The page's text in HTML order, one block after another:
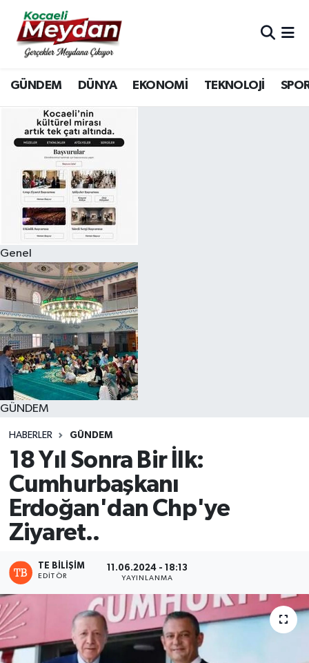
GÜNDEM DÜNYA EKONOMİ TEKNOLOJİ
Genel
GÜNDEM
HABERLER GÜNDEM
18 Yıl Sonra Bir İlk:
Cumhurbaşkanı
Erdoğan'dan Chp'ye
Ziyaret..
TE BILIŞIM
EDITÖR
11.06.2024 - 18:13
YAYINLANMA
Nöbetçi Eczaneler
Hava Durumu
Trafik Durumu
Süper Lig Puan Durumu ve Fikstür
Tüm Manşetler
Son Dakika Haberleri
Haber Arşivi